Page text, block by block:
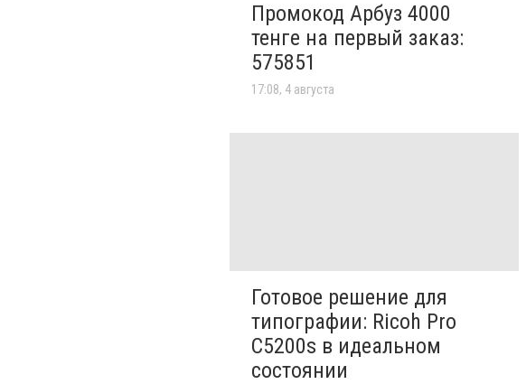
Промокод Арбуз 4000
тенге на первый заказ:
575851
17:08, 4 августа
Готовое решение для
типографии: Ricoh Pro
C5200s в идеальном
состоянии